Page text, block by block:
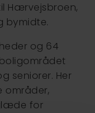
Hærvejsbroen,
bymidte.
og 64
seniorer. Her
områder,
for